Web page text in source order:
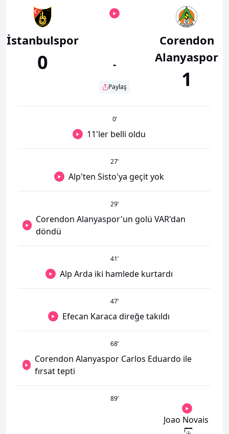
İstanbulspor
0 -
Paylaş
Corendon
Alanyaspor
1
0’
11'ler belli oldu
27’
Alp'ten Sisto'ya geçit yok
29’
Corendon Alanyaspor'un golü VAR'dan
döndü
41’
Alp Arda iki hamlede kurtardı
47’
Efecan Karaca direğe takıldı
68’
Corendon Alanyaspor Carlos Eduardo ile
fırsat tepti
89’
Joao Novais